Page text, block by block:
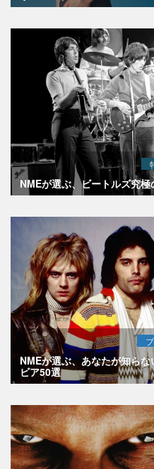
NMEが選ぶ、ビートルズ究
NMEが選ぶ、あなたが知ら
ビア50選